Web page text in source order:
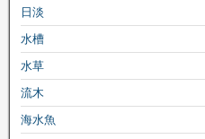
日淡
水槽
水草
流木
海水魚